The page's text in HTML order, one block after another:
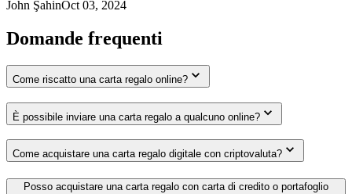
John ŞahinOct 03, 2024
Domande frequenti
Come riscatto una carta regalo online?
È possibile inviare una carta regalo a qualcuno online?
Come acquistare una carta regalo digitale con criptovaluta?
Posso acquistare una carta regalo con carta di credito o portafoglio